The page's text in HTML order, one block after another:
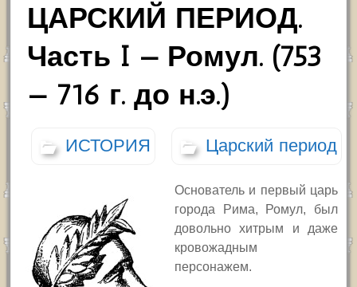
ЦАРСКИЙ ПЕРИОД.
Часть I — Ромул. (753
— 716 г. до н.э.)
ИСТОРИЯ Царский период
Основатель и первый царь
города Рима, Ромул, был
довольно хитрым и даже
кровожадным
персонажем.